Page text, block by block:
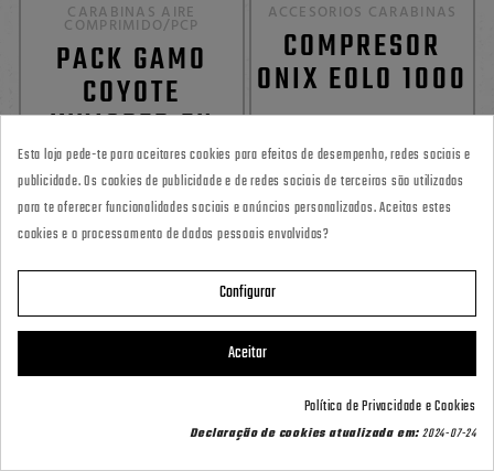
CARABINAS AIRE
COMPRIMIDO/PCP
PACK GAMO
COYOTE
WHISPER EN
5,5MM PCP
559,00 €
ACCESORIOS CARABINAS
COMPRESOR
ONIX EOLO 1000
Contact us via WhatsApp
Esta loja pede-te para aceitares cookies para efeitos de desempenho, redes sociais e
publicidade. Os cookies de publicidade e de redes sociais de terceiros são utilizados
para te oferecer funcionalidades sociais e anúncios personalizados. Aceitas estes
cookies e o processamento de dados pessoais envolvidos?
Configurar
Aceitar
Política de Privacidade e Cookies
Declaração de cookies atualizada em:2024-07-24